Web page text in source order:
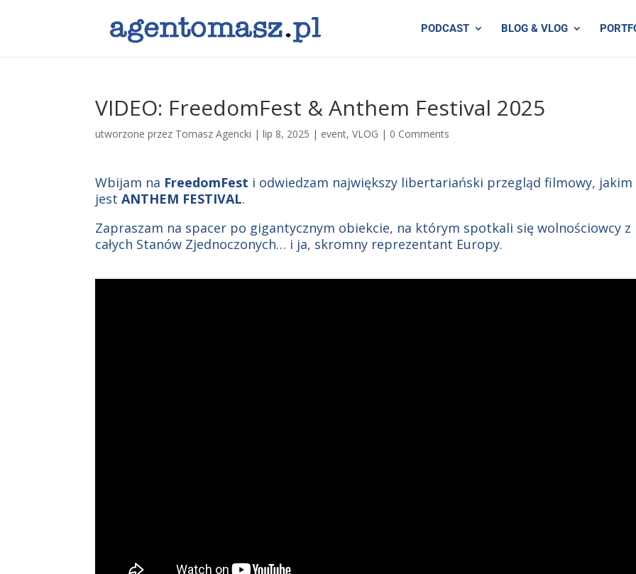
PODCAST BLOG & VLOG
VIDEO: FreedomFest & Anthem Festival 2025
utworzone przez Tomasz Agencki |lip 8, 2025 | event,VLOG | 0 Comments
Wbijam na FreedomFest i odwiedzam największy libertariański przegląd filmowy, jakim
jestANTHEM FESTIVAL.
Zapraszam na spacer po gigantycznym obiekcie, na którym spotkali się wolnościowcy z
całych Stanów Zjednoczonych… i ja, skromny reprezentant Europy.